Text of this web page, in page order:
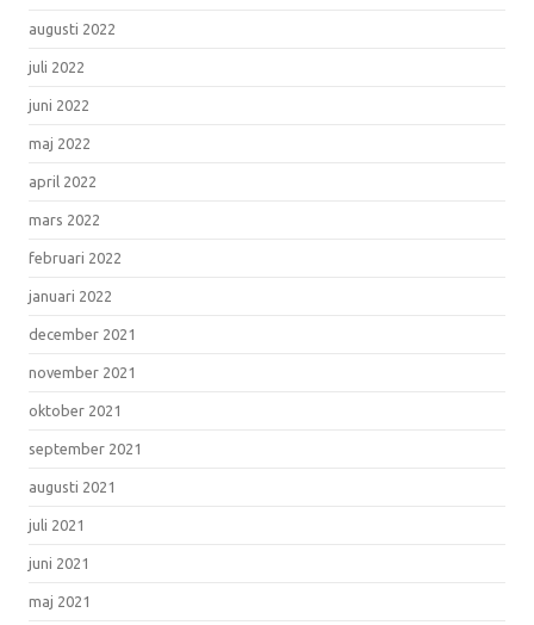
augusti 2022
juli 2022
juni 2022
maj 2022
april 2022
mars 2022
februari 2022
januari 2022
december 2021
november 2021
oktober 2021
september 2021
augusti 2021
juli 2021
juni 2021
maj 2021